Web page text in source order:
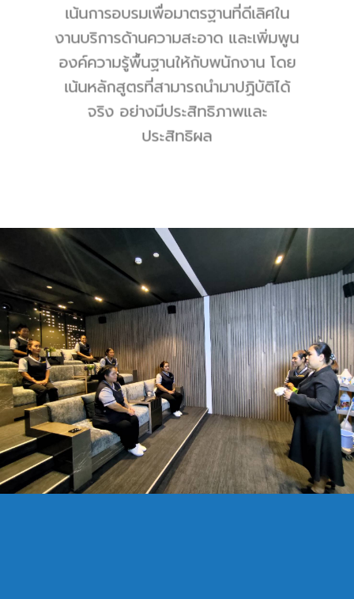
เน้นการอบรมเพื่อมาตรฐานที่ดีเลิศใน
งานบริการด้านความสะอาด และเพิ่มพูน
องค์ความรู้พื้นฐานให้กับพนักงาน โดย
เน้นหลักสูตรที่สามารถนำมาปฏิบัติได้
จริง อย่างมีประสิทธิภาพและ
ประสิทธิผล